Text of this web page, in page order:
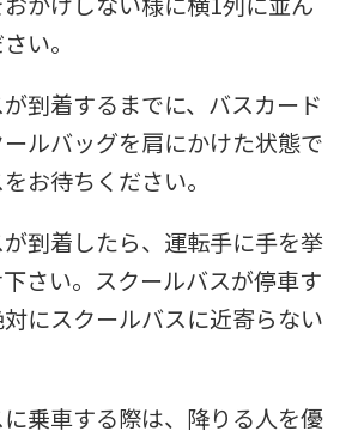
い。
到着するまでに、バスカード
ルバッグを肩にかけた状態で
お待ちください。
到着したら、運転手に手を挙
さい。スクールバスが停車す
にスクールバスに近寄らない
乗車する際は、降りる人を優